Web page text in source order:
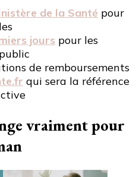
de la Santé pour
jours pour les
de remboursements
qui sera la référence
vraiment pour